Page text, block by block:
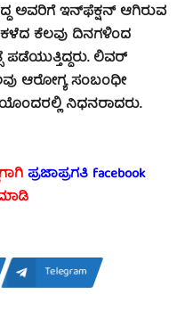
ಅವರಿಗೆ ಇನ್‌ಫೆಕ್ಷನ್ ಆಗಿರುವ
ಕಳೆದ ಕೆಲವು ದಿನಗಳಿಂದ
ಪಡೆಯುತ್ತಿದ್ದರು. ಲಿವರ್
ಆರೋಗ್ಯ ಸಂಬಂಧೀ
ನಿಧನರಾದರು.
ಪ್ರಜಾಪ್ರಗತಿ facebook
Telegram